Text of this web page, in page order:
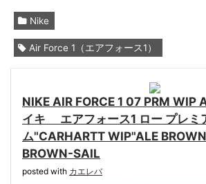
Nike
Air Force 1（エアフォース1）
NIKE AIR FORCE 1 07 PRM WIP
イキ エアフォース1 ロー プレミ
ム"CARHARTT WIP"ALE
BROWN-SAIL
posted with カエレバ